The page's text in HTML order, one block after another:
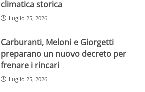
climatica storica
Luglio 25, 2026
Carburanti, Meloni e Giorgetti
preparano un nuovo decreto per
frenare i rincari
Luglio 25, 2026